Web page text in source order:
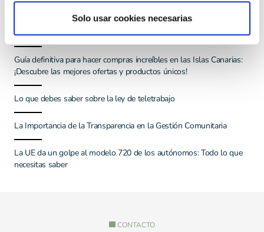
Solo usar cookies necesarias
Aspectos Legales de la Instalación de Puntos de Recarga para
Vehículos Eléctricos
Guía definitiva para hacer compras increíbles en las Islas Canarias:
¡Descubre las mejores ofertas y productos únicos!
Lo que debes saber sobre la ley de teletrabajo
La Importancia de la Transparencia en la Gestión Comunitaria
La UE da un golpe al modelo 720 de los autónomos: Todo lo que
necesitas saber
CONTACTO